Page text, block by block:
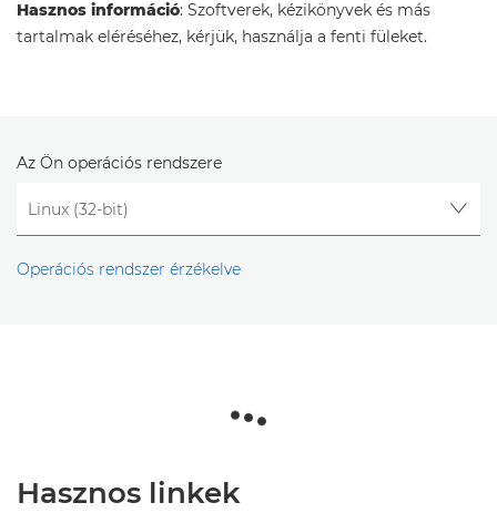
Hasznos információ: Szoftverek, kézikönyvek és más
tartalmak eléréséhez, kérjük, használja a fenti füleket.
Az Ön operációs rendszere
Operációs rendszer érzékelve
Hasznos linkek